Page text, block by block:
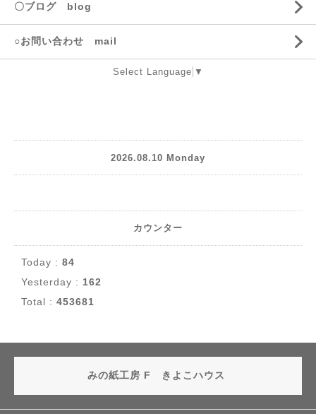
〇ブログ blog
○お問い合わせ mail
Select Language ▼
2026.08.10 Monday
カウンター
Today : 84
Yesterday : 162
Total : 453681
みの紙工房 F きよこハウス